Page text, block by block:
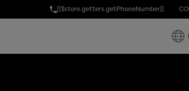
[[$store.getters.getPhoneNumber]]